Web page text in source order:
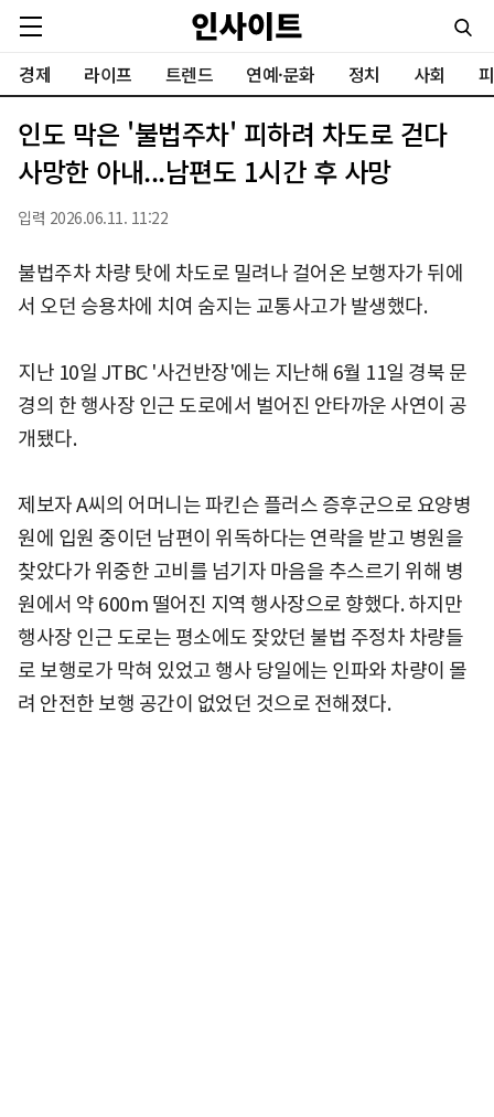
경제 라이프 트렌드 연예·문화 정치 사회
인도 막은 '불법주차' 피하려 차도로 걷다
사망한 아내...남편도 1시간 후 사망
입력 2026.06.11. 11:22
불법주차 차량 탓에 차도로 밀려나 걸어온 보행자가 뒤에
서 오던 승용차에 치여 숨지는 교통사고가 발생했다.
지난 10일 JTBC '사건반장'에는 지난해 6월 11일 경북 문
경의 한 행사장 인근 도로에서 벌어진 안타까운 사연이 공
개됐다.
제보자 A씨의 어머니는 파킨슨 플러스 증후군으로 요양병
원에 입원 중이던 남편이 위독하다는 연락을 받고 병원을
찾았다가 위중한 고비를 넘기자 마음을 추스르기 위해 병
원에서 약 600m 떨어진 지역 행사장으로 향했다. 하지만
행사장 인근 도로는 평소에도 잦았던 불법 주정차 차량들
로 보행로가 막혀 있었고 행사 당일에는 인파와 차량이 몰
려 안전한 보행 공간이 없었던 것으로 전해졌다.